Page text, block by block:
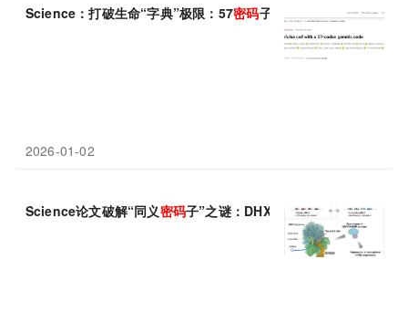
Science：打破生命“字典”极限：57密码子合成大肠杆菌，刷新
2026-01-02
Science论文破解“同义密码子”之谜：DHX29蛋白是识别非最优